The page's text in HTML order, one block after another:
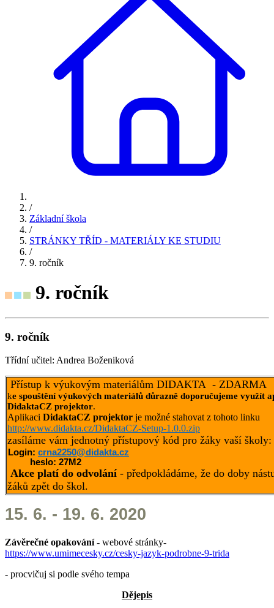
/
Základní škola
/
STRÁNKY TŘÍD - MATERIÁLY KE STUDIU
/
9. ročník
9. ročník
9. ročník
Třídní učitel: Andrea Boženiková
Přístup k výukovým materiálům DIDAKTA - ZDARMA
ke spouštění výukových materiálů důrazně doporučujeme využít
DidaktaCZ projektor.
Aplikaci DidaktaCZ projektor je možné stahovat z tohoto linku
http://www.didakta.cz/DidaktaCZ-Setup-1.0.0.zip
zasíláme vám jednotný přístupový kód pro žáky vaší školy:
Login: crna2250@didakta.cz
heslo: 27M2
Akce platí do odvolání- předpokládáme, že do doby
žáků zpět do škol.
15. 6. - 19. 6. 2020
Závěrečné opakování - webové stránky-
https://www.umimecesky.cz/cesky-jazyk-podrobne-9-trida
- procvičuj si podle svého tempa
Dějepis